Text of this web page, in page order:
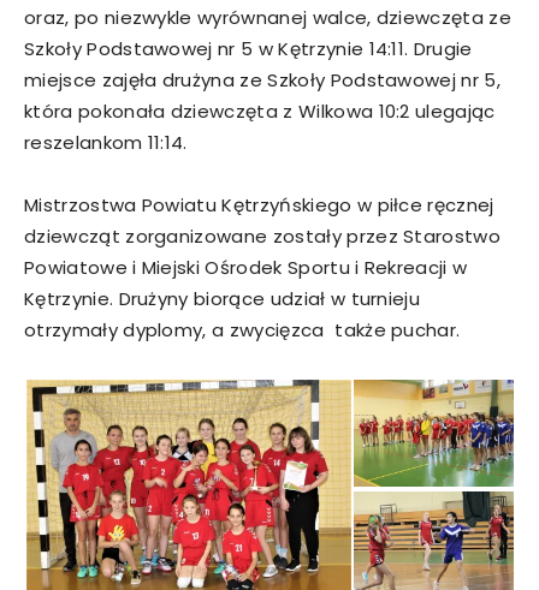
oraz, po niezwykle wyrównanej walce, dziewczęta ze
Szkoły Podstawowej nr 5 w Kętrzynie 14:11. Drugie
miejsce zajęła drużyna ze Szkoły Podstawowej nr 5,
która pokonała dziewczęta z Wilkowa 10:2 ulegając
reszelankom 11:14.
Mistrzostwa Powiatu Kętrzyńskiego w piłce ręcznej
dziewcząt zorganizowane zostały przez Starostwo
Powiatowe i Miejski Ośrodek Sportu i Rekreacji w
Kętrzynie. Drużyny biorące udział w turnieju
otrzymały dyplomy, a zwycięzca także puchar.